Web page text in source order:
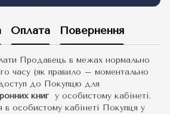
Оплата Повернення
Продавець в межах нормально
часу (як правило – моментально
до Покупцю для
книг у особистому кабінеті.
в особистому кабінеті Покупця у